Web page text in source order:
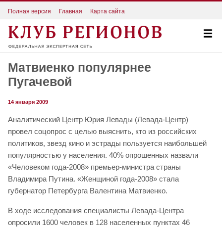
Полная версия Главная Карта сайта
Матвиенко популярнее
Пугачевой
14 января 2009
Аналитический Центр Юрия Левады (Левада-Центр)
провел соцопрос с целью выяснить, кто из российских
политиков, звезд кино и эстрады пользуется наибольшей
популярностью у населения. 40% опрошенных назвали
«Человеком года-2008» премьер-министра страны
Владимира Путина. «Женщиной года-2008» стала
губернатор Петербурга Валентина Матвиенко.
В ходе исследования специалисты Левада-Центра
опросили 1600 человек в 128 населенных пунктах 46